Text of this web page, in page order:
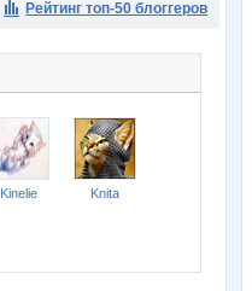
Рейтинг топ-50 блоггеров
Kinelie Knita